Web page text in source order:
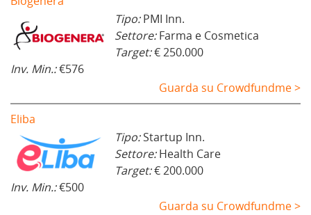
Tipo:PMI Inn.
Settore:Farma e Cosmetica
Target:€ 250.000
Inv. Min.:€576
Guarda su Crowdfundme >
Eliba
Tipo:Startup Inn.
Settore:Health Care
Target:€ 200.000
Inv. Min.:€500
Guarda su Crowdfundme >